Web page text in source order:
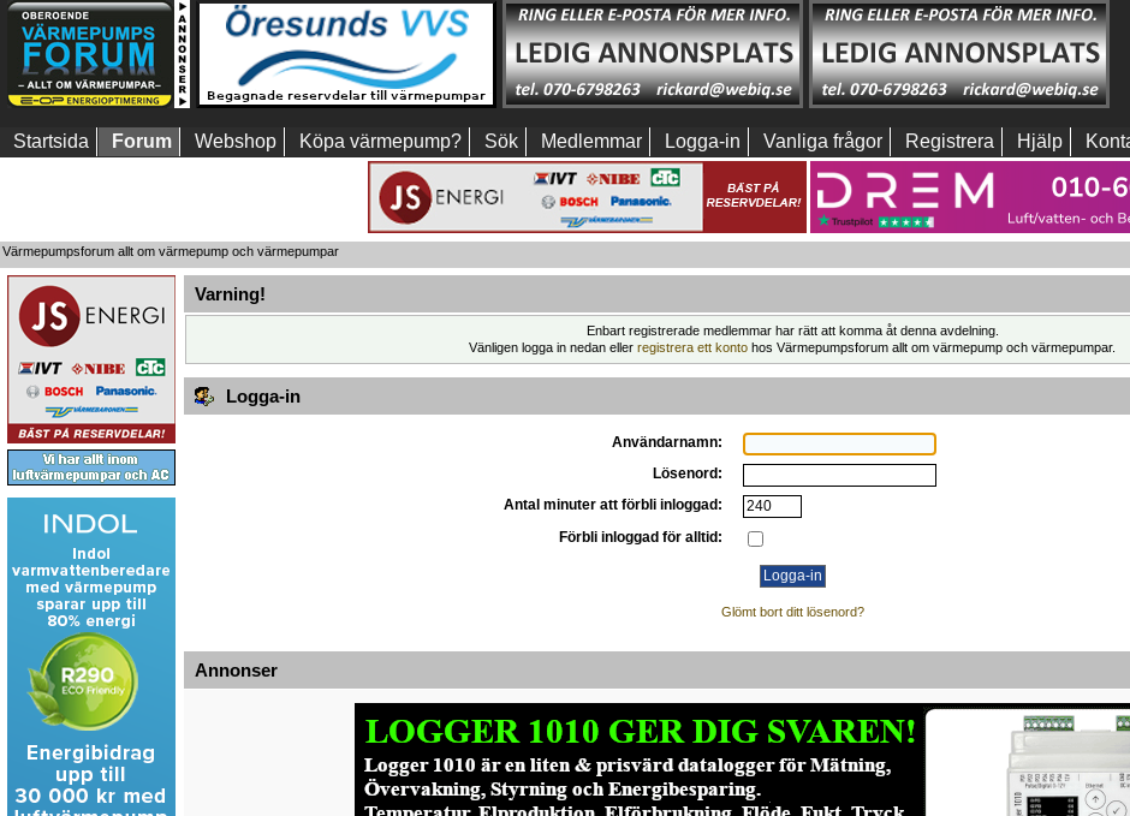
Startsida Forum Webshop Köpa värmepump? Sök Medlemmar Logga-in Vanliga frågor Registrera Hjälp
Värmepumpsforum allt om värmepump och värmepumpar
Varning!
Enbart registrerade medlemmar har rätt att komma åt denna avdelning.
Vänligen logga in nedan eller registrera ett konto hos Värmepumpsforum allt om värmepump och värmepumpar.
Logga-in
Användarnamn:
Lösenord:
Antal minuter att förbli inloggad:
Förbli inloggad för alltid:
Glömt bort ditt lösenord?
Annonser